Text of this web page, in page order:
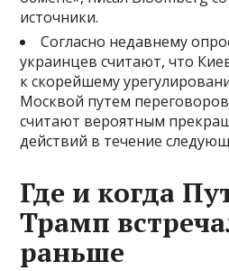
источники.
Согласно недавнему
украинцев считают, что
к скорейшему
Москвой путем
считают вероятным
действий в течение
Где и когда
Трамп
раньше